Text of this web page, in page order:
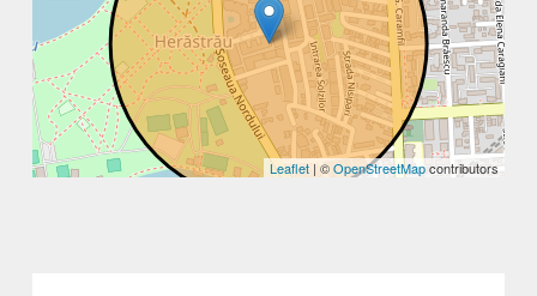
Leaflet | ©OpenStreetMapcontributors